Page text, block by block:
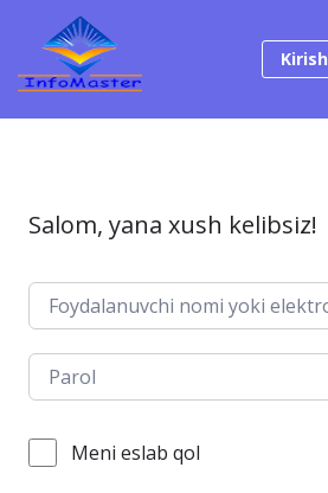
Tarkibga o‘tish
Kirish
Salom, yana xush kelibsiz!
Meni eslab qol